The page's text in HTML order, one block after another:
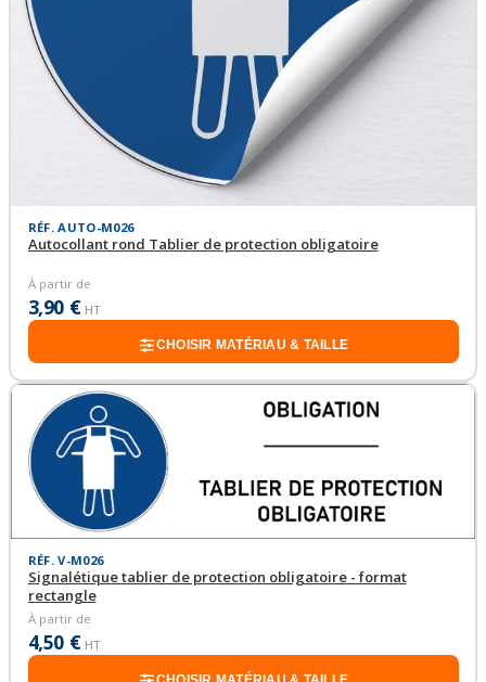
RÉF. AUTO-M026
Autocollant rond Tablier de protection obligatoire
À partir de
3,90 € HT
CHOISIR MATÉRIAU & TAILLE
RÉF. V-M026
Signalétique tablier de protection obligatoire - format
rectangle
À partir de
4,50 € HT